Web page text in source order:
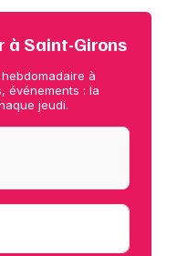
à Saint-Girons
à
événements : la
jeudi.